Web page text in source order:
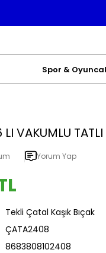
Spor &
LI VAKUMLU
Yorum Yap
Tekli Çatal Kaşık Bıçak
ÇATA2408
8683808102408